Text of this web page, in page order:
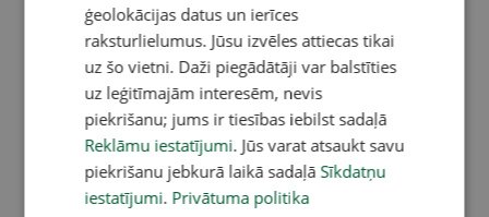
ģeolokācijas datus un ierīces
raksturlielumus. Jūsu izvēles attiecas tikai
uz šo vietni. Daži piegādātāji var balstīties
uz leģitīmajām interesēm, nevis
piekrišanu; jums ir tiesības iebilst sadaļā
Reklāmu iestatījumi. Jūs varat atsaukt savu
piekrišanu jebkurā laikā sadaļā Sīkdatņu
iestatījumi. Privātuma politika